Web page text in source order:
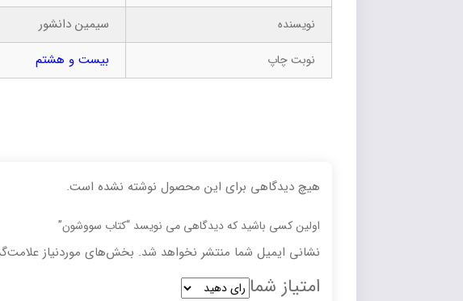
نویسنده سیمین دانشور
نوبت چاپ بیست و هشتم
هیچ دیدگاهی برای این محصول نوشته نشده است.
اولین کسی باشید که دیدگاهی می نویسد “کتاب سووشون”
نشانی ایمیل شما منتشر نخواهد شد. بخش‌های موردنیاز
امتیاز شما